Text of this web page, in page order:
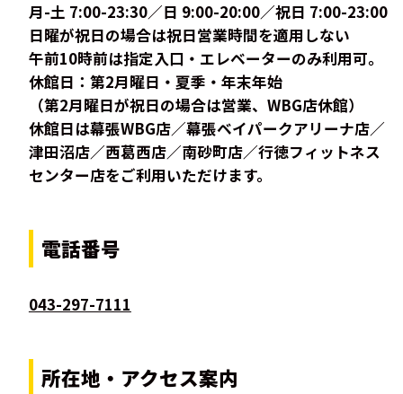
月-土 7:00-23:30／日 9:00-20:00／祝日 7:00-23:00
日曜が祝日の場合は祝日営業時間を適用しない
午前10時前は指定入口・エレベーターのみ利用可。
休館日：第2月曜日・夏季・年末年始
（第2月曜日が祝日の場合は営業、WBG店休館）
休館日は幕張WBG店／幕張ベイパークアリーナ店／
津田沼店／西葛西店／南砂町店／行徳フィットネス
センター店をご利用いただけます。
電話番号
043-297-7111
所在地・アクセス案内